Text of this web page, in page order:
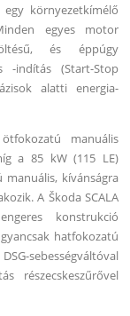
környezetkímélő
egyes motor
és éppúgy
-indítás (Start-Stop
alatti energia-
manuális
a 85 kW (115 LE)
kívánságra
A Škoda SCALA
konstrukció
hatfokozatú
sebességváltóval
részecskeszűrővel